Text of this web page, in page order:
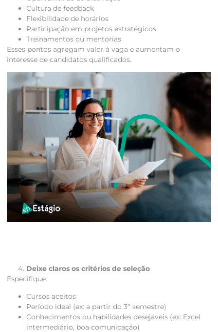
Cultura de feedback
Flexibilidade de horários
Participação em projetos estratégicos
Treinamentos ou mentorias
Esses pontos agregam valor à vaga e aumentam o
interesse de candidatos qualificados.
Deixe claros os critérios de seleção
Especifique:
Cursos aceitos
Período ideal (ex: a partir do 3º semestre)
Conhecimentos ou habilidades desejáveis (ex: Excel
intermediário, boa comunicação)